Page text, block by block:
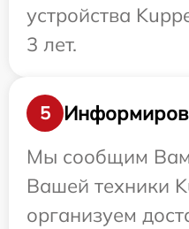
устройства
3 лет.
5
Мы сообщим Вам
Вашей техники
организуем